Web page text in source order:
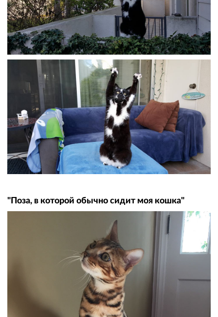
"Поза, в которой обычно сидит моя кошка"